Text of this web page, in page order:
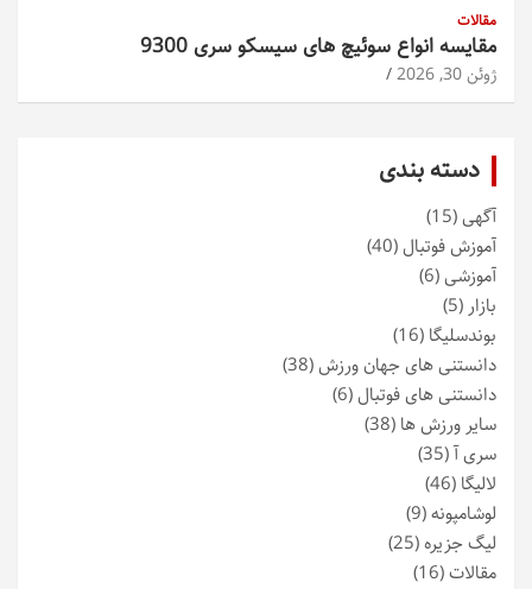
مقالات
مقایسه انواع سوئیچ های سیسکو سری 9300
ژوئن 30, 2026
دسته بندی
آگهی(15)
آموزش فوتبال(40)
آموزشی(6)
بازار (5)
بوندسلیگا (16)
دانستنی های جهان ورزش(38)
دانستنی های فوتبال(6)
سایر ورزش ها (38)
سری آ(35)
لالیگا (46)
لوشامپونه(9)
لیگ جزیره(25)
مقالات(16)